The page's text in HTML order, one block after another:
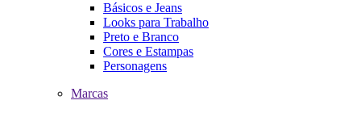
Básicos e Jeans
Looks para Trabalho
Preto e Branco
Cores e Estampas
Personagens
Marcas